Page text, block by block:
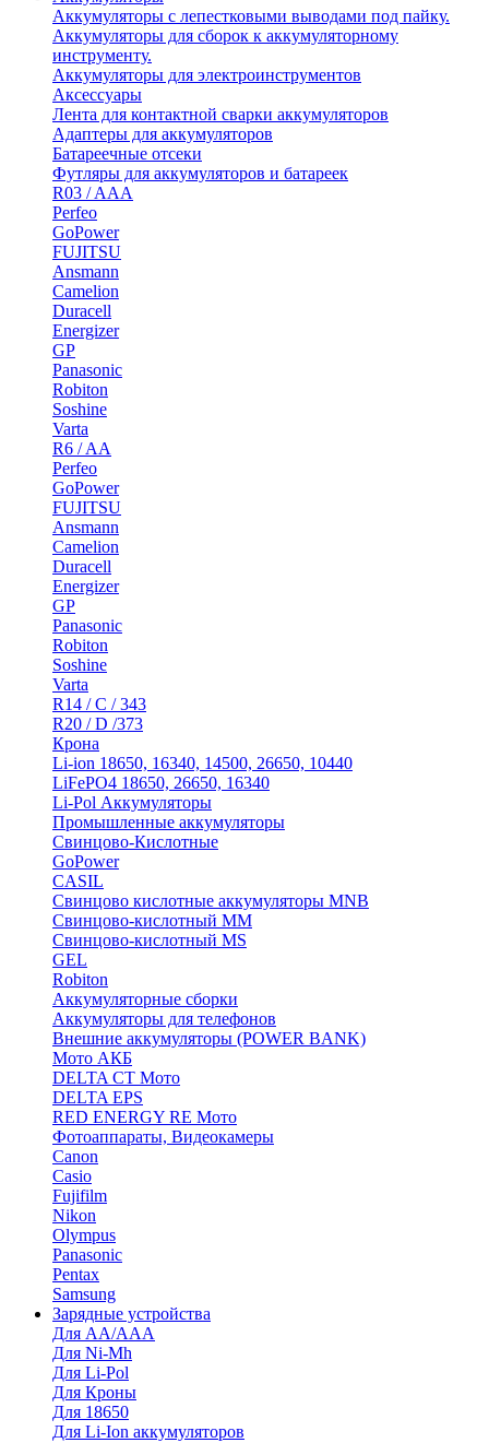
Аккумуляторы с лепестковыми выводами под пайку.
Аккумуляторы для сборок к аккумуляторному
инструменту.
Аккумуляторы для электроинструментов
Аксессуары
Лента для контактной сварки аккумуляторов
Адаптеры для аккумуляторов
Батареечные отсеки
Футляры для аккумуляторов и батареек
R03 / AAA
Perfeo
GoPower
FUJITSU
Ansmann
Camelion
Duracell
Energizer
GP
Panasonic
Robiton
Soshine
Varta
R6 / AA
Perfeo
GoPower
FUJITSU
Ansmann
Camelion
Duracell
Energizer
GP
Panasonic
Robiton
Soshine
Varta
R14 / C / 343
R20 / D /373
Крона
Li-ion 18650, 16340, 14500, 26650, 10440
LiFePO4 18650, 26650, 16340
Li-Pol Аккумуляторы
Промышленные аккумуляторы
Свинцово-Кислотные
GoPower
CASIL
Свинцово кислотные аккумуляторы MNB
Cвинцово-кислотный MM
Cвинцово-кислотный MS
GEL
Robiton
Аккумуляторные сборки
Аккумуляторы для телефонов
Внешние аккумуляторы (POWER BANK)
Мото АКБ
DELTA CT Мото
DELTA EPS
RED ENERGY RE Мото
Фотоаппараты, Видеокамеры
Canon
Casio
Fujifilm
Nikon
Olympus
Panasonic
Pentax
Samsung
Зарядные устройства
Для AA/AAA
Для Ni-Mh
Для Li-Pol
Для Кроны
Для 18650
Для Li-Ion аккумуляторов